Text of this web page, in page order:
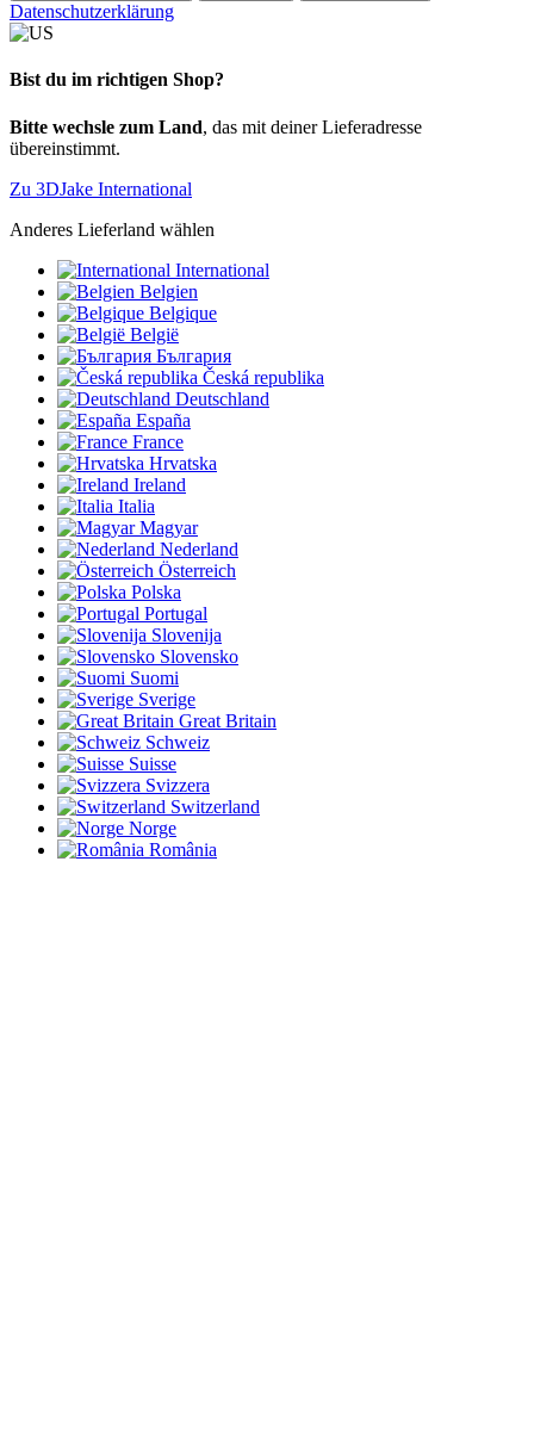
Datenschutzerklärung
Bist du im richtigen Shop?
Bitte wechsle zum Land, das mit deiner Lieferadresse
übereinstimmt.
Zu 3DJake International
Anderes Lieferland wählen
International
Belgien
Belgique
België
България
Česká republika
Deutschland
España
France
Hrvatska
Ireland
Italia
Magyar
Nederland
Österreich
Polska
Portugal
Slovenija
Slovensko
Suomi
Sverige
Great Britain
Schweiz
Suisse
Svizzera
Switzerland
Norge
România